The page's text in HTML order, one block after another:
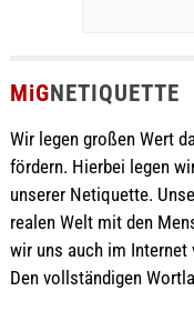
MiGNETIQUETTE
Wir legen großen Wert
fördern. Hierbei legen
unserer Netiquette.
realen Welt mit den
wir uns auch im
Den vollständigen